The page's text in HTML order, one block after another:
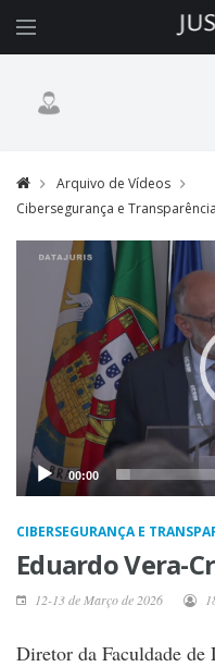
Arquivo de Vídeos
Cibersegurança e
Video
00:00
CIBERSEGURANÇA E
Eduardo Vera-
12-13 de Março de 2026
Diretor da Faculdade